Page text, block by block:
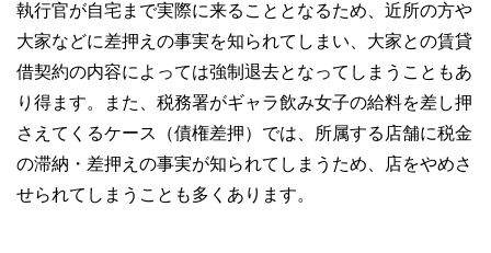
執行官が自宅まで実際に来ることとなるため、近所の方や
大家などに差押えの事実を知られてしまい、大家との賃貸
借契約の内容によっては強制退去となってしまうこともあ
り得ます。また、税務署がギャラ飲み女子の給料を差し押
さえてくるケース（債権差押）では、所属する店舗に税金
の滞納・差押えの事実が知られてしまうため、店をやめさ
せられてしまうことも多くあります。